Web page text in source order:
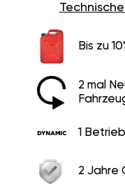
Bis zu
2 mal
1
2 Jahre